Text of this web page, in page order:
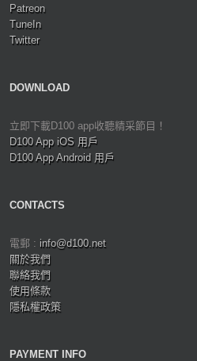
Patreon
TuneIn
Twitter
DOWNLOAD
立即下載D100 app收聽精采節目！
D100 App iOS 用戶
D100 App Android 用戶
CONTACTS
電郵 : info@d100.net
關於我們
聯絡我們
使用條款
隱私權政策
PAYMENT INFO